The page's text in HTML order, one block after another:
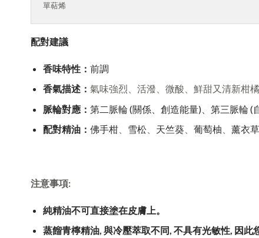
單萜烯
配對建議
香味特性： 前調
香氣描述： 氣味強烈、活潑、微酸、鮮甜又清新柑橘
脈輪對應： 第二脈輪 (關係、創造能量)、第三脈輪 (
配對精油： 佛手柑、 雪松、 天竺葵、 葡萄柚 薰衣草
注意事項:
純精油不可直接塗在皮膚上。
蒸餾青檸精油, 與冷壓萃取不同, 不具有光敏性, 因此